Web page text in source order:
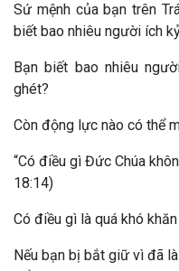
Sứ mệnh của bạn trên
biết bao nhiêu người ích
Bạn biết bao nhiêu
ghét?
Còn động lực nào có thể
“Có điều gì Đức Chúa
18:14)
Có điều gì là quá khó
Nếu bạn bị bắt giữ vì đã